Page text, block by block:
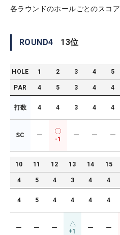
各ラウンドのホールごとのスコア
ROUND4 13位
HOLE 1 2 3 4 5
PAR 4 5 3 4 4
打数 4 4 3 4 4
SC ー
-1
ー ー ー
10 11 12 13 14 15
4 5 4 3 4 4
4 5 4 4 4 4
ー ー ー +1 ー ー